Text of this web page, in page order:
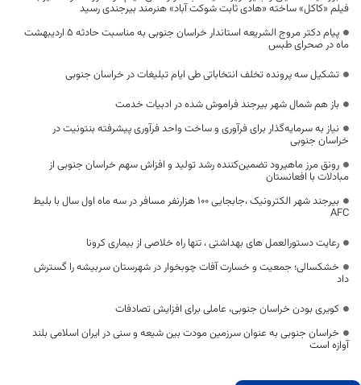
فیلم «کاکل» ساخته «هادی ثابت شوکت آباد» هنرمند بیرجندی رسید
پیام دکتر مروج الشریعه استاندار خراسان جنوبی به مناسبت حادثه 5 اردیبهشت
ماه در صحرای طبس
تشکیل سه پرونده تخلف انتخاباتی طی ایام تبلیغات در خراسان جنوبی
باز هم شمال شهر بیرجند فراموش شده در ادبیات خدمت
نیاز به سرمایه‌گذار برای فرآوری و ساخت واحد فرآوری پیشرفته بنتونیت در
خراسان جنوبی
رونق مرز ماهیرود تضمین‌کننده رشد تولید و افزاش سهم خراسان جنوبی از
مبادلات با افعانستان
بیرجند شهر الکترونیک ،جابجایی 100 هزارنفر مسافر در سه ماه اول سال با بلیط
AFC
رعایت دستورالعمل های بهداشتی ، تنها راه خلاصی از بیماری کرونا
خشکسالی؛ جمعیت و خسارت آفات چوبخوار در شهرستان سربیشه را گسترش
داد
کویری بودن خراسان جنوبی، عاملی برای افزایش تصادفات
خراسان جنوبی به عنوان سرزمین مودت بین شیعه و سنی در ایران اسلامی بلند
آوازه است